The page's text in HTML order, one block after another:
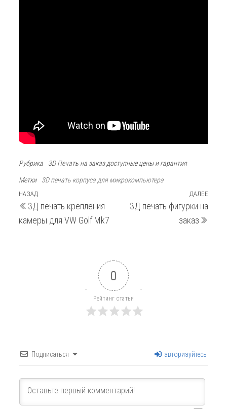
Рубрика 3D Печать на заказ доступные цены и гарантия
Метки 3D печать корпуса для микрокомпьютера
Навигация
по
записям
Предыдущая
запись
НАЗАД
3Д печать крепления
камеры для VW Golf Mk7
ДАЛЕЕ
3Д печать фигурки на
заказ
0
Рейтинг статьи
Подписаться авторизуйтесь